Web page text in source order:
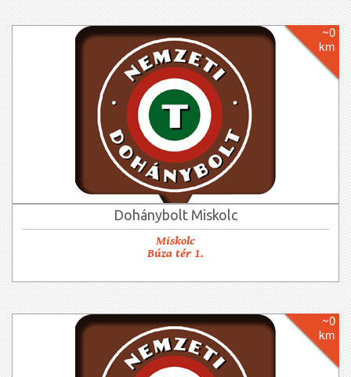
~0
km
Dohánybolt Miskolc
Miskolc
Búza tér 1.
~0
km